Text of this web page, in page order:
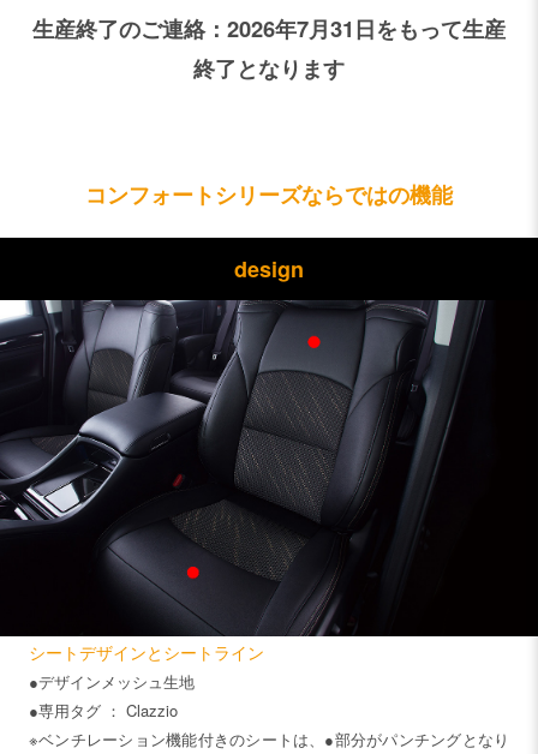
生産終了のご連絡：2026年7月31日をもって生産
終了となります
コンフォートシリーズならではの機能
design
シートデザインとシートライン
●デザインメッシュ生地
●専用タグ ： Clazzio
※ベンチレーション機能付きのシートは、●部分がパンチングとなり